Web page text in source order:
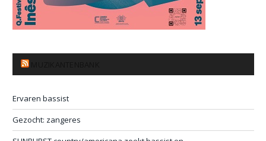
Ervaren bassist
Gezocht: zangeres